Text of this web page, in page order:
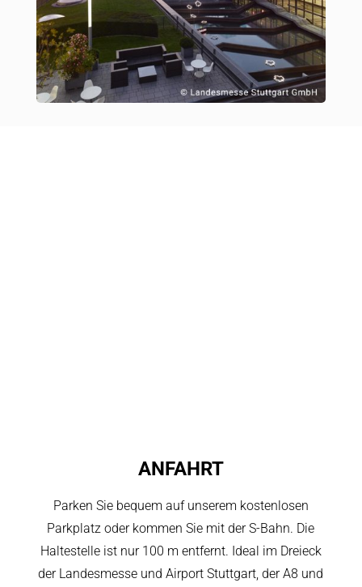
ANFAHRT
Parken Sie bequem auf unserem kostenlosen
Parkplatz oder kommen Sie mit der S-Bahn. Die
Haltestelle ist nur 100 m entfernt. Ideal im Dreieck
der Landesmesse und Airport Stuttgart, der A8 und